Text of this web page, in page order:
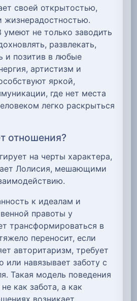
своей открытостью,
жизнерадостностью.
не только заводить
развлекать,
и позитив в любые
артистизм и
яркой,
где нет места
легко раскрыться
отношения?
на черты характера,
Лолисия, мешающими
к идеалам и
правоты у
трансформироваться в
переносит, если
авторитаризм, требует
или навязывает заботу с
Такая модель поведения
как забота, а как
возникает